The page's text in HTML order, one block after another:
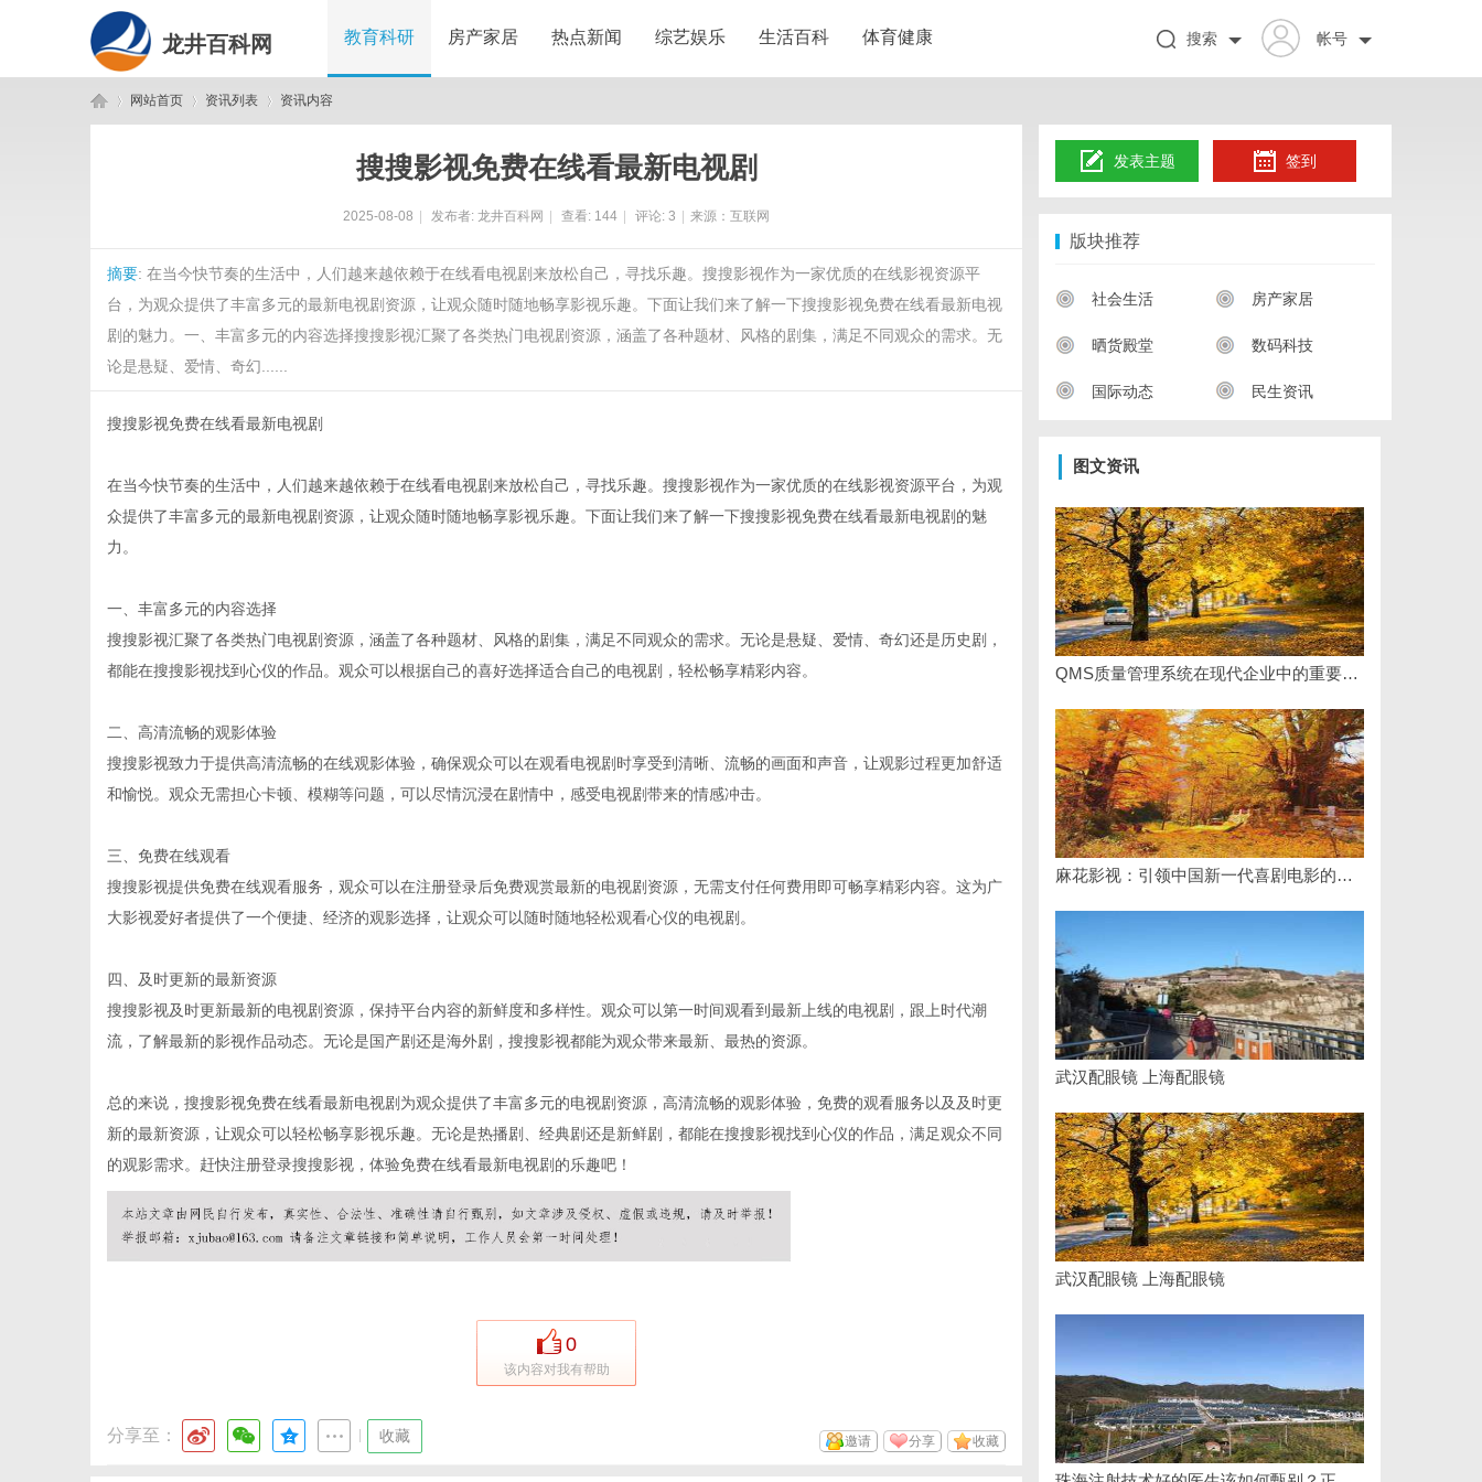
龙井百科网 教育科研 房产家居 热点新闻 综艺娱乐 生活百科 体育健康 帐号
搜索
网站首页 资讯列表 资讯内容
搜搜影视免费在线看最新电视剧
2025-08-08 发布者: 龙井百科网 查看: 144 评论: 3 来源：互联网
摘要: 在当今快节奏的生活中，人们越来越依赖于在线看电视剧来放松自己，寻找乐趣。搜搜影视作为一家优质的在线影视资源平
台，为观众提供了丰富多元的最新电视剧资源，让观众随时随地畅享影视乐趣。下面让我们来了解一下搜搜影视免费在线看最新电视
剧的魅力。一、丰富多元的内容选择搜搜影视汇聚了各类热门电视剧资源，涵盖了各种题材、风格的剧集，满足不同观众的需求。无
论是悬疑、爱情、奇幻......
搜搜影视免费在线看最新电视剧
在当今快节奏的生活中，人们越来越依赖于在线看电视剧来放松自己，寻找乐趣。搜搜影视作为一家优质的在线影视资源平台，为观
众提供了丰富多元的最新电视剧资源，让观众随时随地畅享影视乐趣。下面让我们来了解一下搜搜影视免费在线看最新电视剧的魅
力。
一、丰富多元的内容选择
搜搜影视汇聚了各类热门电视剧资源，涵盖了各种题材、风格的剧集，满足不同观众的需求。无论是悬疑、爱情、奇幻还是历史剧，
都能在搜搜影视找到心仪的作品。观众可以根据自己的喜好选择适合自己的电视剧，轻松畅享精彩内容。
二、高清流畅的观影体验
搜搜影视致力于提供高清流畅的在线观影体验，确保观众可以在观看电视剧时享受到清晰、流畅的画面和声音，让观影过程更加舒适
和愉悦。观众无需担心卡顿、模糊等问题，可以尽情沉浸在剧情中，感受电视剧带来的情感冲击。
三、免费在线观看
搜搜影视提供免费在线观看服务，观众可以在注册登录后免费观赏最新的电视剧资源，无需支付任何费用即可畅享精彩内容。这为广
大影视爱好者提供了一个便捷、经济的观影选择，让观众可以随时随地轻松观看心仪的电视剧。
四、及时更新的最新资源
搜搜影视及时更新最新的电视剧资源，保持平台内容的新鲜度和多样性。观众可以第一时间观看到最新上线的电视剧，跟上时代潮
流，了解最新的影视作品动态。无论是国产剧还是海外剧，搜搜影视都能为观众带来最新、最热的资源。
总的来说，搜搜影视免费在线看最新电视剧为观众提供了丰富多元的电视剧资源，高清流畅的观影体验，免费的观看服务以及及时更
新的最新资源，让观众可以轻松畅享影视乐趣。无论是热播剧、经典剧还是新鲜剧，都能在搜搜影视找到心仪的作品，满足观众不同
的观影需求。赶快注册登录搜搜影视，体验免费在线看最新电视剧的乐趣吧！
0
该内容对我有帮助
分享至： 收藏 收藏
分享
邀请
发表主题 签到
版块推荐
社会生活 房产家居
晒货殿堂 数码科技
国际动态 民生资讯
图文资讯
QMS质量管理系统在现代企业中的重要性与应用实践
麻花影视：引领中国新一代喜剧电影的创新力量
武汉配眼镜 上海配眼镜
武汉配眼镜 上海配眼镜